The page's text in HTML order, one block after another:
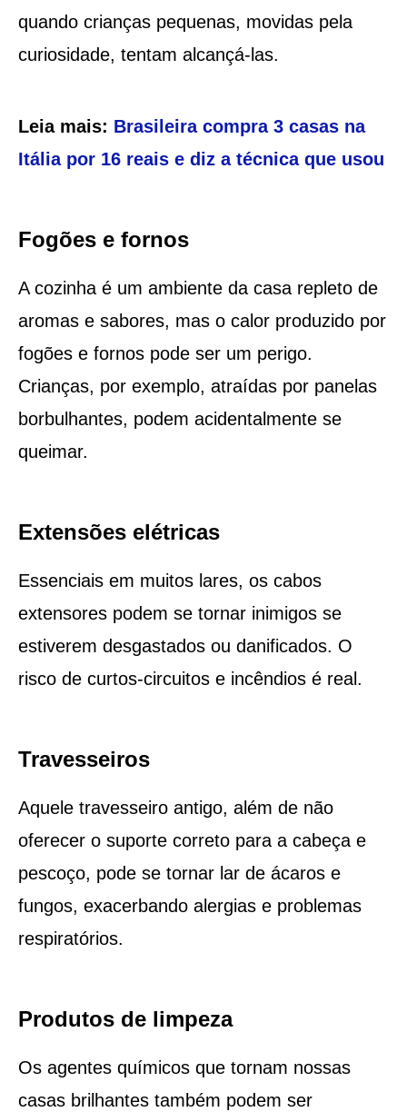
quando crianças pequenas, movidas pela
curiosidade, tentam alcançá-las.
Leia mais: Brasileira compra 3 casas na
Itália por 16 reais e diz a técnica que usou
Fogões e fornos
A cozinha é um ambiente da casa repleto de
aromas e sabores, mas o calor produzido por
fogões e fornos pode ser um perigo.
Crianças, por exemplo, atraídas por panelas
borbulhantes, podem acidentalmente se
queimar.
Extensões elétricas
Essenciais em muitos lares, os cabos
extensores podem se tornar inimigos se
estiverem desgastados ou danificados. O
risco de curtos-circuitos e incêndios é real.
Travesseiros
Aquele travesseiro antigo, além de não
oferecer o suporte correto para a cabeça e
pescoço, pode se tornar lar de ácaros e
fungos, exacerbando alergias e problemas
respiratórios.
Produtos de limpeza
Os agentes químicos que tornam nossas
casas brilhantes também podem ser